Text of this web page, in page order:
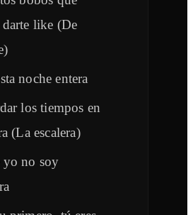
like (De
noche entera
los tiempos en
(La escalera)
no soy